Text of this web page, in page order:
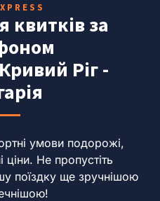
квитків за
Ріг -
умови подорожі,
ціни. Не пропустіть
поїздку ще зручнішою